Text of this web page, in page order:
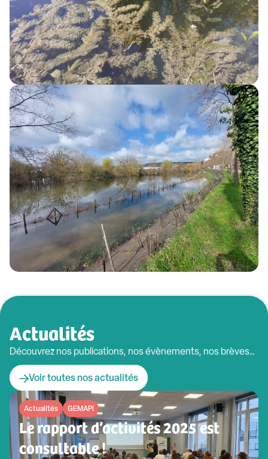
Actualités
Découvrez nos publications, nos évènements, nos brèves…
Voir toutes nos actualités
Actualités GEMAPI
Le rapport d’activités 2025 est
consultable !